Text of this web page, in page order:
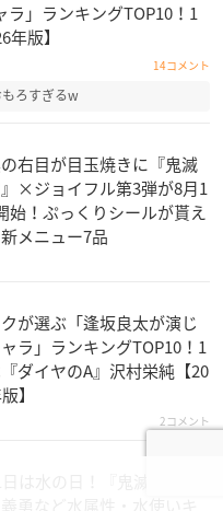
」ランキングTOP10！1
版】
14コメント
ろすぎるw
右目が目玉焼きに『鬼滅
×ジョイフル第3弾が8月1
始！ぷっくりシールが貰え
メニュー7品
が選ぶ「逢坂良太が演じ
ラ」ランキングTOP10！1
ダイヤのA』沢村栄純【20
】
2コメント